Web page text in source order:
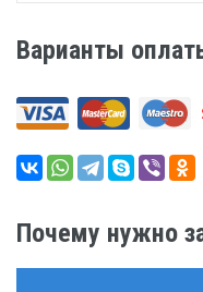
Варианты
Почему нужно